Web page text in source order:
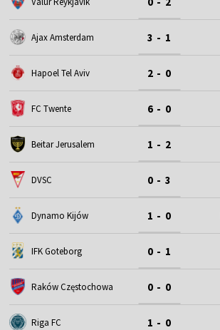
Ajax Amsterdam 3 - 1
Hapoel Tel Aviv 2 - 0
FC Twente 6 - 0
Beitar Jerusalem 1 - 2
DVSC 0 - 3
Dynamo Kijów 1 - 0
IFK Goteborg 0 - 1
Raków Częstochowa 0 - 0
Riga FC 1 - 0